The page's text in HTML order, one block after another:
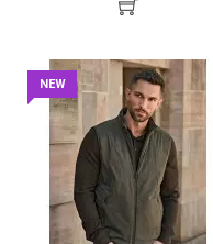
NEW